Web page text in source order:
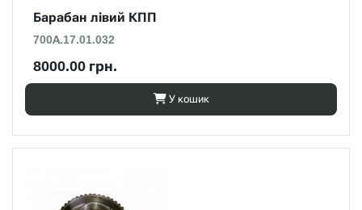
Барабан лівий КПП
700А.17.01.032
8000.00 грн.
У кошик